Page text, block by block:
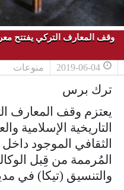
وقف المعارف التركي يفتتح معرضا
2019-06-04 منوعات
ترك برس
يعتزم وقف المعارف
التاريخية الإسلامية
الثقافي الموجود داخل
المُرممة من قِبل
والتنسيق (تيكا) في